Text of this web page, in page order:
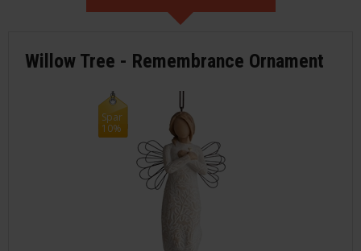
Willow Tree - Remembrance Ornament
Spar
10%